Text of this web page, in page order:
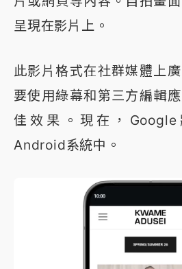
呈現在影片上。
此影片格式在社群媒體上
要使用綠幕和第三方編輯
佳效果。現在，
Android系統中。